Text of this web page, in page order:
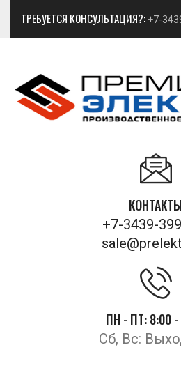
ТРЕБУЕТСЯ КОНСУЛЬТАЦИЯ?: +7-
+7-3439-
ПН - ПТ: 8:00 -
Сб, Вс: